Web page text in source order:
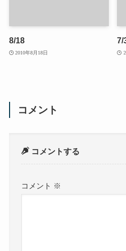
8/18
2010年8月18日
7/
コメント
コメントする
コメント ※